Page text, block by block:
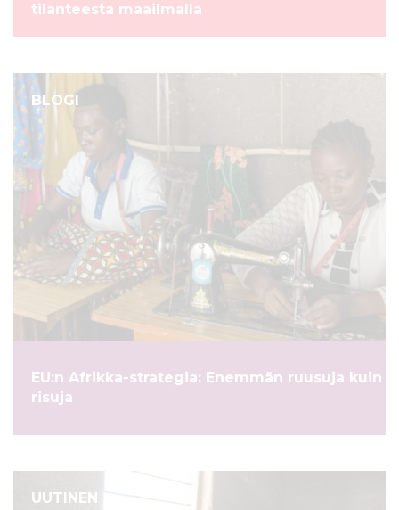
tilanteesta maailmalla
BLOGI
EU:n Afrikka-strategia: Enemmän ruusuja kuin
risuja
UUTINEN